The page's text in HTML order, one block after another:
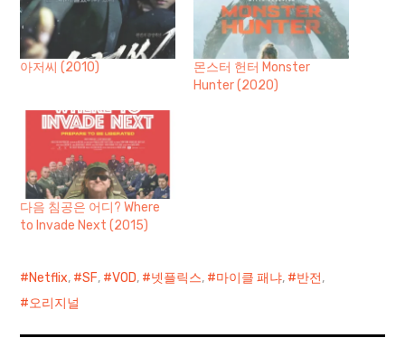
아저씨 (2010)
몬스터 헌터 Monster
Hunter (2020)
다음 침공은 어디? Where
to Invade Next (2015)
Netflix, SF, VOD, 넷플릭스, 마이클 패냐, 반전,
오리지널